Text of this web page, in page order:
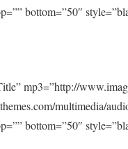
bottom=”50″
mp3=”http://
multimedia/
bottom=”50″